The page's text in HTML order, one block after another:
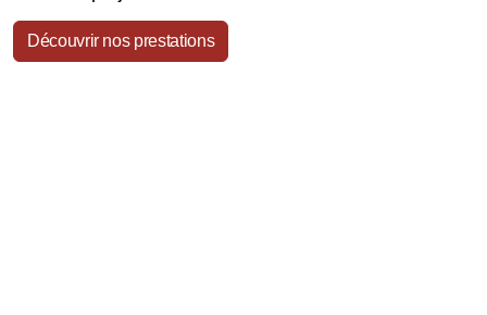
Découvrir nos prestations